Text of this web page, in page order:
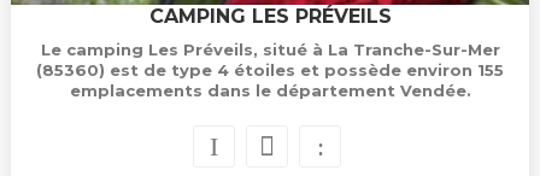
CAMPING LES PRÉVEILS
Le camping Les Préveils, situé à La Tranche-Sur-Mer
(85360) est de type 4 étoiles et possède environ 155
emplacements dans le département Vendée.